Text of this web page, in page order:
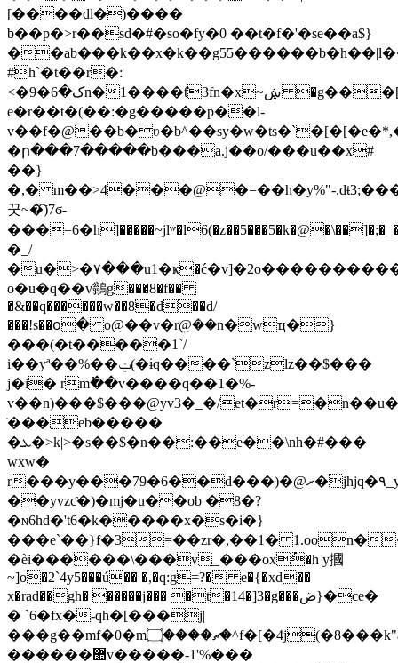
[����dl�)����
b��p�>r��sd�#�so�fy�0 ��t�f�'�se��a$}
�
#h`�t��r�:
<�ک�6�9n�1����ƭ3fn�x~ڜ �g���[�2�(du
e�r��t�(��:�g�����p��l-
�ր���7�����b���a.j��o/���u��x#
��}
�,� m��>4���@�=��h�y%"-
꿋~�҇)7ϭ-
�_/
�u�>�٧���u1�ҝ�ć�v]�2o����������a^��*�\�ټ2�.f
o�u�q��v鶲g���8�f��
�&��q������w��8�d��d/
���!s��օ� o@��v�rܸ@��n�wҵ�}
���(�t�����1`/
i��yª��%��ݔ(�ɨq����`zlz��$���
j�i� rm߮��v����q��1�%-
v��n)���$���@yv3�_�/
̇���eb�����
�ܥ�>k|>�s��$�n��:��e��\nh�#���
wxw�
r���y���79�6��d���)�@ރ�jhjq�٩_yu�(��nl��.t�x�d�����2{q%ٌ����w�
��yvzƈ�)�mj�u��ob �8�?
�ɴ6hd�'t6�k�����x�s�i�}
���e`��}f�3=��zr�,��1� 1.oon�
�èi������\���v_���oxُ�h y摑
~]o�2`4y5���ú�� �,�q:g=?� e�{�xd��
x�rad��gh� �����j��� �t�14�]3�g���ڞ}�ce�
� `6�fx�-qh�[���j|
���g��mf�0�mޗ����۝�^f�[�4j(�8���k"a��~m�ת#��u�/
������޺v�����-1'%���